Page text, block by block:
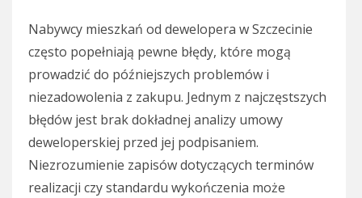
Nabywcy mieszkań od dewelopera w Szczecinie
często popełniają pewne błędy, które mogą
prowadzić do późniejszych problemów i
niezadowolenia z zakupu. Jednym z najczęstszych
błędów jest brak dokładnej analizy umowy
deweloperskiej przed jej podpisaniem.
Niezrozumienie zapisów dotyczących terminów
realizacji czy standardu wykończenia może